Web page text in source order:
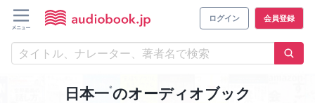
ログイン 会員登録
日本一※のオーディオブック